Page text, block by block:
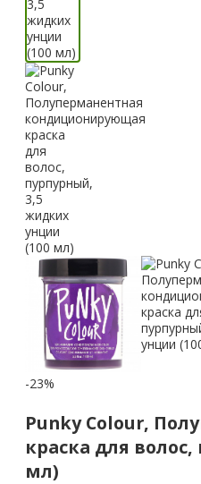
-23%
Punky Colour,
краска для
мл)